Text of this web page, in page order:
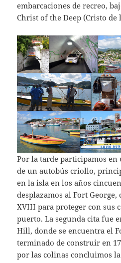
embarcaciones de recreo,
Christ of the Deep (Cristo
Por la tarde participamos
de un autobús criollo,
en la isla en los años
desplazamos al Fort
XVIII para proteger con sus
puerto. La segunda cita fue
Hill, donde se encuentra el
terminado de construir en
por las colinas concluimos